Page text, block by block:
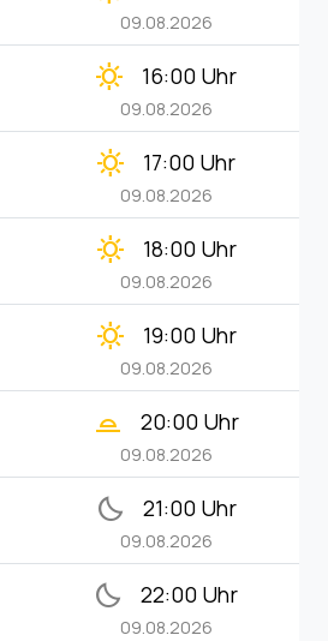
09.08.2026
clear_day 16:00 Uhr
09.08.2026
clear_day 17:00 Uhr
09.08.2026
clear_day 18:00 Uhr
09.08.2026
clear_day 19:00 Uhr
09.08.2026
wb_twilight_2 20:00 Uhr
09.08.2026
bedtime 21:00 Uhr
09.08.2026
bedtime 22:00 Uhr
09.08.2026